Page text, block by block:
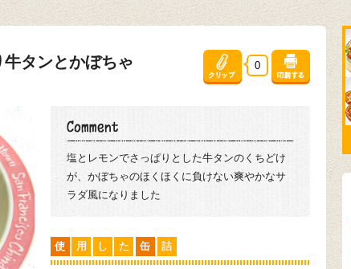
タンとかぼちゃ 0
塩とレモンでさっぱりとした牛タンのくちどけ
が、かぼちゃのほくほくに負けない爽やかなサ
ラダ風になりました
使 用 し た 缶 詰